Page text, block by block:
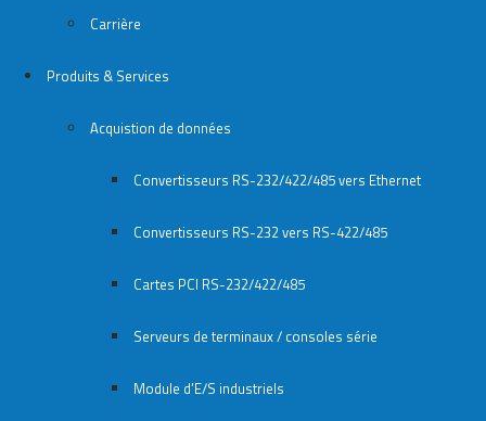
Carrière
Produits & Services
Acquistion de données
Convertisseurs RS-232/422/485 vers Ethernet
Convertisseurs RS-232 vers RS-422/485
Cartes PCI RS-232/422/485
Serveurs de terminaux / consoles série
Module d’E/S industriels